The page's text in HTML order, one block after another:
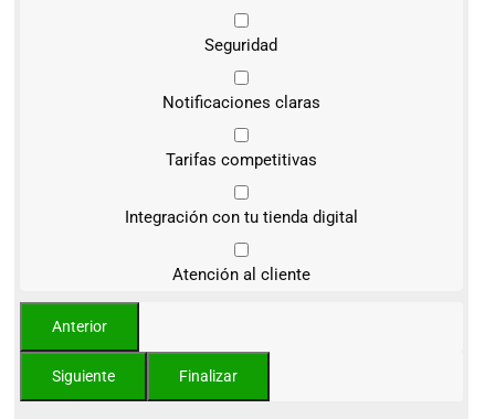
Seguridad
Notificaciones claras
Tarifas competitivas
Integración con tu tienda digital
Atención al cliente